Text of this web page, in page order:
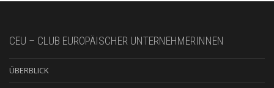
CEU – CLUB EUROPÄISCHER UNTERNEHMERINNEN
ÜBERBLICK